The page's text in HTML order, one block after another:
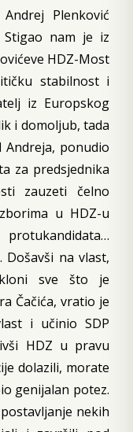
Plenković
Stigao nam je iz
HDZ-Most
stabilnost i
iz Europskog
i domoljub, tada
Andreja, ponudio
za predsjednika
zauzeti čelno
u HDZ-u
Došavši na vlast,
sve što je
Čačića, vratio je
i učinio SDP
HDZ u pravu
dolazili, morate
genijalan potez.
nekih